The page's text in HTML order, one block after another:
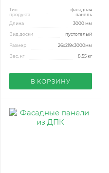
Тип
продукта
фасадная
панель
Длина
3000 мм
Вид доски пустотелый
Размер 26x219x3000мм
Вес, кг 8,55 кг
В КОРЗИНУ